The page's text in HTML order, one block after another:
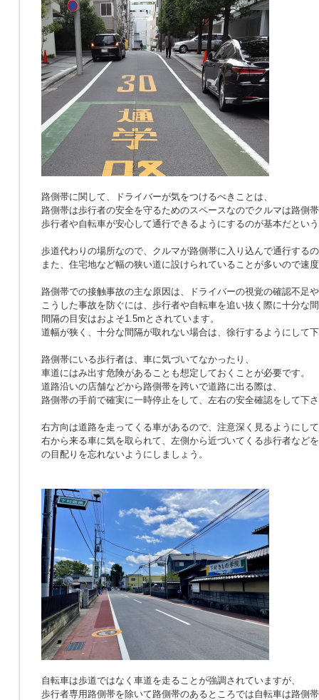
路側帯に関して、ドライバーが気をつけるべきことは、
路側帯は歩行者の安全を守るためのスペースなのでクルマは路側
歩行者や自転車が安心して通行できるようにするのが基本だとい
歩道代わりの場所なので、クルマが路側帯に入り込んで通行する
また、住宅地など幅の狭い道に設けられていることが多いので速
路側帯での接触事故の主な原因は、ドライバーの視覚の確認不足
こうした事故を防ぐには、歩行者や自転車を追い抜く際に十分な
間隔の目安はおよそ1.5mとされています。
道幅が狭く、十分な間隔が取れない場合は、徐行するようにして
路側帯にいる歩行者は、車に気づいてなかったり、
車道にはみ出す危険があることも想定しておくことが必要です。
道路沿いの店舗などから路側帯を跨いで道路に出る際は、
路側帯の手前で確実に一時停止をして、左右の安全確認をして下
右方向は道路を走ってくる車があるので、注意深く見るようにし
右から来る車に気を取られて、左側から近づいてくる歩行者など
の目配りを忘れないようにしましょう。
自転車は歩道ではなく車道を走ることが強調されていますが、
歩行者専用路側帯を除いて路側帯のあるところでは自転車は路側